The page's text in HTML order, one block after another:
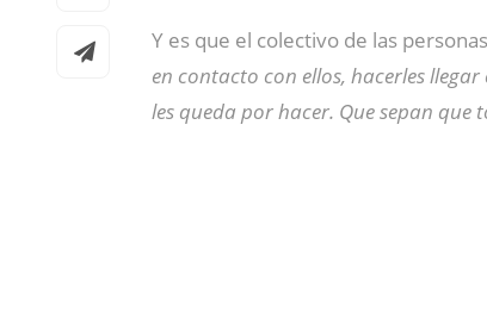
Y es que el colectivo de las
en contacto con ellos, hacerles
les queda por hacer. Que sepan que